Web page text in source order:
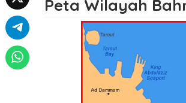
Peta Wilayah